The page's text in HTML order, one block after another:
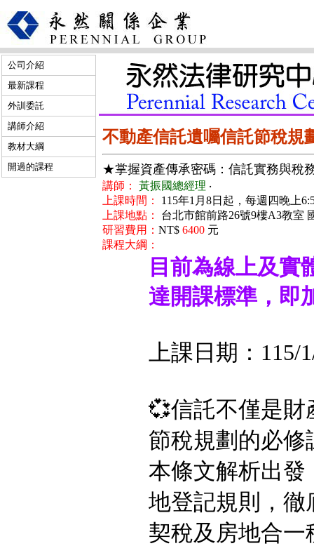
公司介紹
最新課程
外訓委託
講師介紹
教材大綱
開過的課程
不動產信託遺囑信託節稅規
★掌握資產傳承密碼：信託實務與稅
講師： 黃振國總經理 ‧
上課時間：
115年1月8日起，每週四晚上
上課地點：
台北市館前路26號9樓A3教室
研習費用： NT$ 6400 元
課程大綱：
目前為線上及實
達開課標準，即
上課日期：115/
💞信託不僅是財
節稅規劃的必
本條文解析出發
地登記規則，徹
契稅及房地合